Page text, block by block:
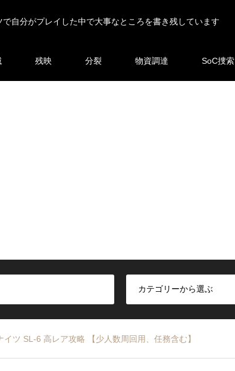
で自分がプレイした中で大事なところを書き残しています
残映 分裂 物資調達 SoC捜索
イツ SL-6 高レア攻略 【少人数周回用、任務含む】